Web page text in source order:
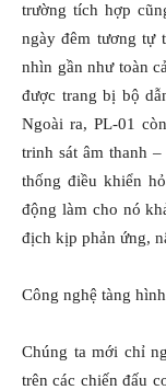
trường tích hợp
ngày đêm tương tự
nhìn gần như toàn
được trang bị bộ
Ngoài ra, PL-01
trinh sát âm thanh
thống điều khiển
động làm cho nó
địch kịp phản ứng,
Công nghệ tàng
Chúng ta mới chỉ
trên các chiến đấu